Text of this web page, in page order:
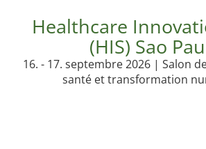
Healthcare
(HIS) Sao
16. - 17. septembre 2026 | Salon
santé et transformation